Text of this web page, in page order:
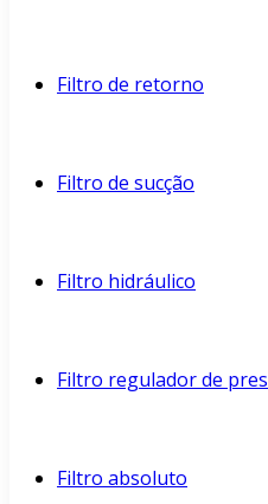
Filtro de retorno
Filtro de sucção
Filtro hidráulico
Filtro regulador de
Filtro absoluto